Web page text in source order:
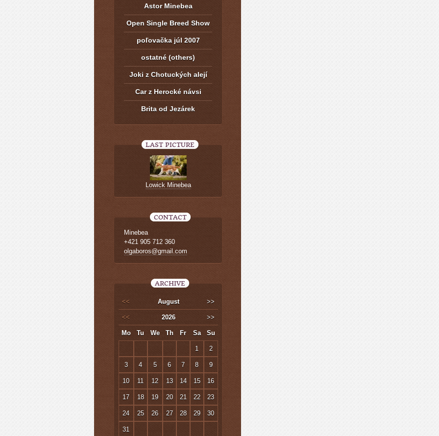
Astor Minebea
Open Single Breed Show
poľovačka júl 2007
ostatné (others)
Joki z Chotuckých alejí
Car z Herocké návsi
Brita od Jezárek
LAST PICTURE
Lowick Minebea
CONTACT
Minebea
+421 905 712 360
olgaboros@gmail.com
ARCHIVE
<< August >>
<< 2026 >>
Mo Tu We Th Fr Sa Su
1 2
3 4 5 6 7 8 9
10 11 12 13 14 15 16
17 18 19 20 21 22 23
24 25 26 27 28 29 30
31